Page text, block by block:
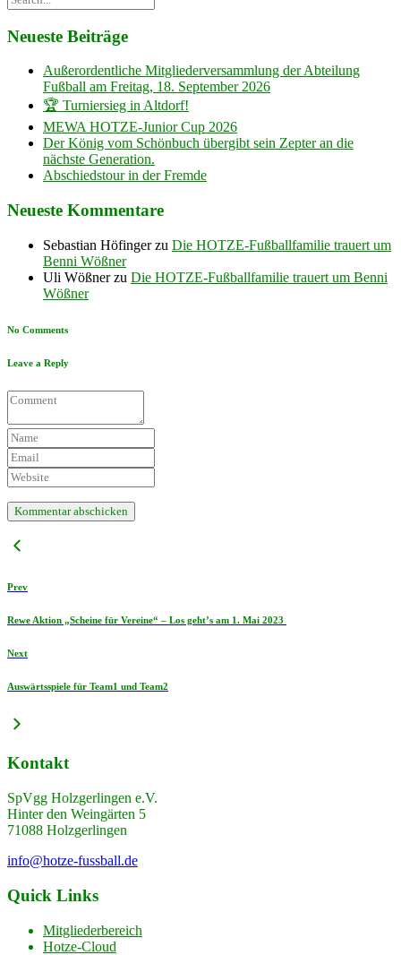
Neueste Beiträge
Außerordentliche Mitgliederversammlung der Abteilung
Fußball am Freitag, 18. September 2026
🏆 Turniersieg in Altdorf!
MEWA HOTZE-Junior Cup 2026
Der König vom Schönbuch übergibt sein Zepter an die
nächste Generation.
Abschiedstour in der Fremde
Neueste Kommentare
Sebastian Höfingerzu Die HOTZE-Fußballfamilie trauert um
Benni Wößner
Uli Wößnerzu Die HOTZE-Fußballfamilie trauert um Benni
Wößner
No Comments
Leave a Reply
Prev
Rewe Aktion „Scheine für Vereine“ – Los geht’s am 1. Mai 2023
Next
Auswärtsspiele für Team1 und Team2
Kontakt
SpVgg Holzgerlingen e.V.
Hinter den Weingärten 5
71088 Holzgerlingen
info@hotze-fussball.de
Quick Links
Mitgliederbereich
Hotze-Cloud